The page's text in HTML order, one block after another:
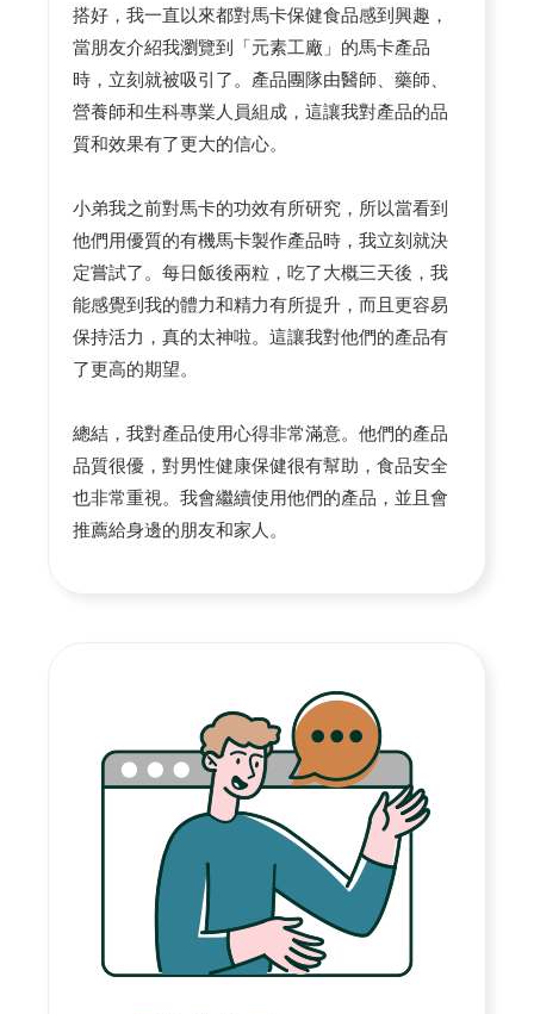
搭好，我一直以來都對馬卡保健食品感到興趣，
當朋友介紹我瀏覽到「元素工廠」的馬卡產品
時，立刻就被吸引了。產品團隊由醫師、藥師、
營養師和生科專業人員組成，這讓我對產品的品
質和效果有了更大的信心。
小弟我之前對馬卡的功效有所研究，所以當看到
他們用優質的有機馬卡製作產品時，我立刻就決
定嘗試了。每日飯後兩粒，吃了大概三天後，我
能感覺到我的體力和精力有所提升，而且更容易
保持活力，真的太神啦。這讓我對他們的產品有
了更高的期望。
總結，我對產品使用心得非常滿意。他們的產品
品質很優，對男性健康保健很有幫助，食品安全
也非常重視。我會繼續使用他們的產品，並且會
推薦給身邊的朋友和家人。